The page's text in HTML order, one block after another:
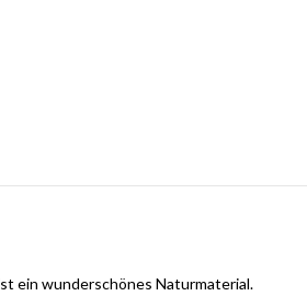
ein wunderschönes Naturmaterial.